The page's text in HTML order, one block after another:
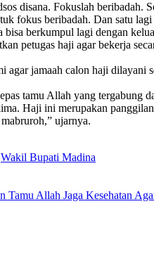
disana. Fokuslah
fokus beribadah. Dan satu
bisa berkumpul lagi dengan
petugas haji agar bekerja
jamaah calon haji dilayani
tamu Allah yang tergabung
Haji ini merupakan
ujarnya.
Wakil Bupati Madina
Allah Jaga Kesehatan